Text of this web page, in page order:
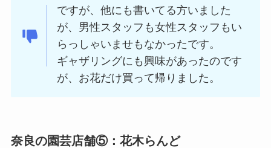
ですが、他にも書いてる方いました
が、男性スタッフも女性スタッフもい
らっしゃいませもなかったです。
ギャザリングにも興味があったのです
が、お花だけ買って帰りました。
奈良の園芸店舗⑤：花木らんど